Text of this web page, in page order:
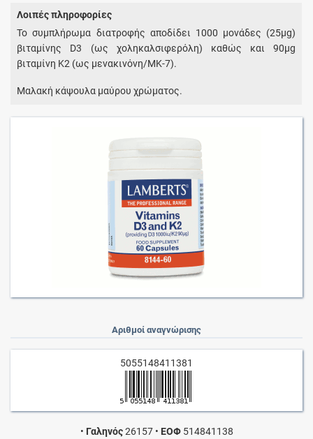
Λοιπές πληροφορίες
Το συμπλήρωμα διατροφής αποδίδει 1000 μονάδες (25μg)
βιταμίνης D3 (ως χοληκαλσιφερόλη) καθώς και 90μg
βιταμίνη Κ2 (ως μενακινόνη/ΜΚ-7).
Μαλακή κάψουλα μαύρου χρώματος.
Αριθμοί αναγνώρισης
5055148411381
• Γαληνός26157 • ΕΟΦ514841138